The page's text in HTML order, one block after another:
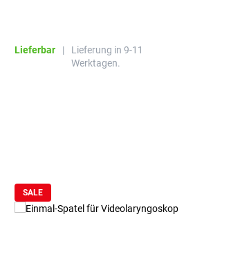
Lieferbar |
Lieferung in 9-11
Werktagen.
SALE